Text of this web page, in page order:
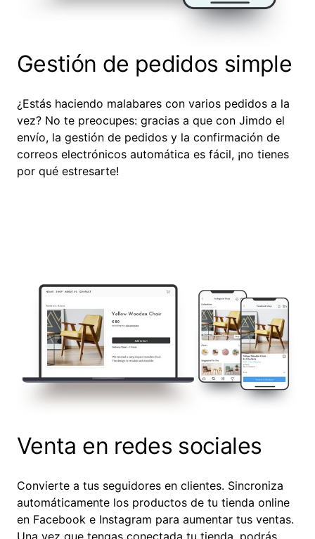
Gestión de pedidos simple
¿Estás haciendo malabares con varios pedidos a la
vez? No te preocupes: gracias a que con Jimdo el
envío, la gestión de pedidos y la confirmación de
correos electrónicos automática es fácil, ¡no tienes
por qué estresarte!
Venta en redes sociales
Convierte a tus seguidores en clientes. Sincroniza
automáticamente los productos de tu tienda online
en Facebook e Instagram para aumentar tus ventas.
Una vez que tengas conectada tu tienda, podrás